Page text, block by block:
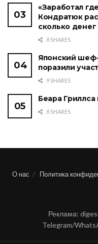
«Заработал
Кондратюк
сколько
8 SHARES
Японский
поразили
9 SHARES
Беара
8 SHARES
О нас Политика
Реклама:
Telegram/